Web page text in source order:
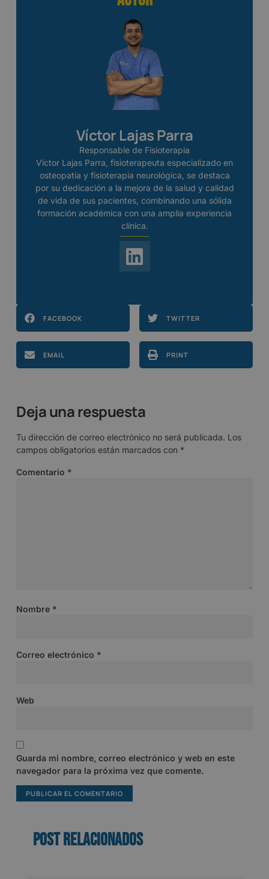
Víctor Lajas Parra
Responsable de Fisioterapia
Víctor Lajas Parra, fisioterapeuta especializado en
osteopatía y fisioterapia neurológica, se destaca
por su dedicación a la mejora de la salud y calidad
de vida de sus pacientes, combinando una sólida
formación académica con una amplia experiencia
clínica.
FACEBOOK TWITTER
EMAIL PRINT
Deja una respuesta
Tu dirección de correo electrónico no será publicada. Los
campos obligatorios están marcados con *
Comentario *
Nombre *
Correo electrónico *
Web
Guarda mi nombre, correo electrónico y web en este
navegador para la próxima vez que comente.
Post relacionados